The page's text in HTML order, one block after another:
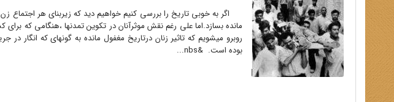
اگر به خوبی تاریخ را بررسی کنیم خواهیم دید که زیربنای هر
مانده بسازد.اما علی رغم نقش موثرآنان در تکوین تمدنها ،هنگامی که
روبرو میشویم که تاثیر زنان درتاریخ مغفول مانده به گونهای که انگار
بوده است. &nbs...